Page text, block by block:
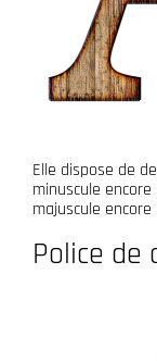
Elle dispose de
minuscule
majuscule
Police de